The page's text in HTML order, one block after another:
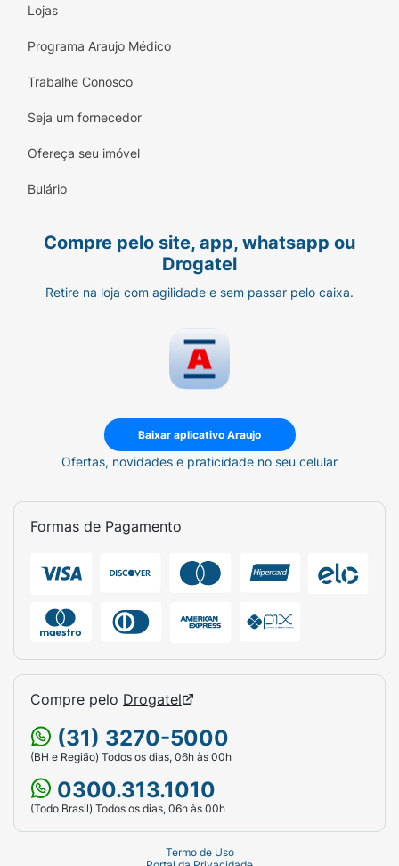
Lojas
Programa Araujo Médico
Trabalhe Conosco
Seja um fornecedor
Ofereça seu imóvel
Bulário
Compre pelo site, app, whatsapp ou
Drogatel
Retire na loja com agilidade e sem passar pelo caixa.
Baixar aplicativo Araujo
Ofertas, novidades e praticidade no seu celular
Formas de Pagamento
Compre pelo Drogatel
(31) 3270-5000
(BH e Região) Todos os dias, 06h às 00h
0300.313.1010
(Todo Brasil) Todos os dias, 06h às 00h
Termo de Uso